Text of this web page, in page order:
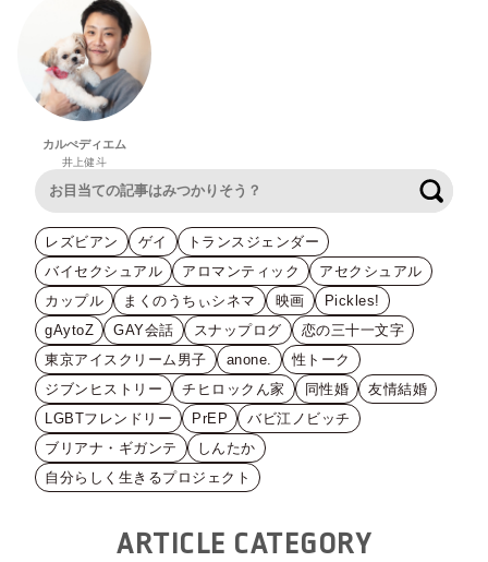
カルぺディエム
井上健斗
レズビアン ゲイ
トランスジェンダー
バイセクシュアル
アロマンティック
アセクシュアル
カップル
まくのうちぃシネマ 映画
Pickles!
gAytoZ
GAY会話 スナップログ
恋の三十一文字
東京アイスクリーム男子
anone.
性トーク
ジブンヒストリー
チヒロックん家 同性婚
友情結婚
LGBTフレンドリー
PrEP
バビ江ノビッチ
ブリアナ・ギガンテ
しんたか
自分らしく生きるプロジェクト
ARTICLE CATEGORY